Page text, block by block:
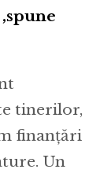
tinerilor,
finanțări
Un